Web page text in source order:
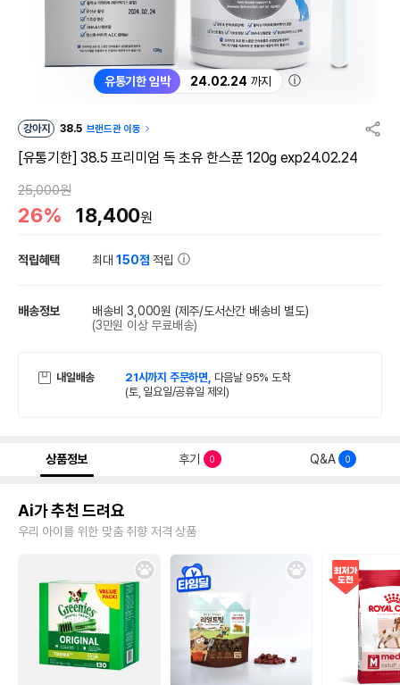
유통기한 임박 24.02.24 까지 ⓘ
강아지 38.5 브랜드관 이동
[유통기한] 38.5 프리미엄 독 초유 한스푼 120g exp24.02.24
25,000원
26% 18,400원
적립혜택 최대150점 적립
배송정보 배송비 3,000원 (제주/도서산간 배송비 별도)
(3만원 이상 무료배송)
내일배송 21시까지 주문하면, 다음날 95% 도착
(토, 일요일/공휴일 제외)
상품정보 후기 0 Q&A 0
Ai가 추천 드려요
우리 아이를 위한 맞춤 취향 저격 상품